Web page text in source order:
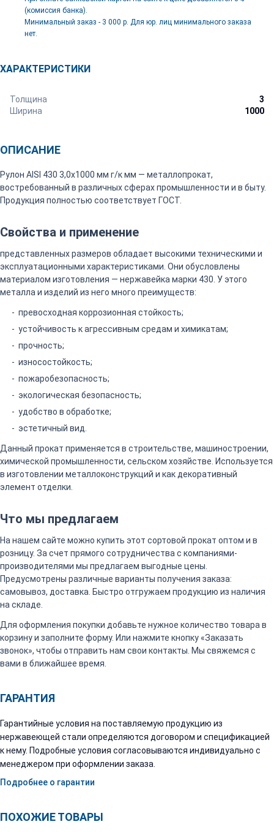
(комиссия банка).
Минимальный заказ - 3 000 р. Для юр. лиц минимального заказа
нет.
ХАРАКТЕРИСТИКИ
Толщина
3
Ширина
1000
ОПИСАНИЕ
Рулон AISI 430 3,0х1000 мм г/к мм — металлопрокат,
востребованный в различных сферах промышленности и в быту.
Продукция полностью соответствует ГОСТ.
Свойства и применение
представленных размеров обладает высокими техническими и
эксплуатационными характеристиками. Они обусловлены
материалом изготовления — нержавейка марки 430. У этого
металла и изделий из него много преимуществ:
превосходная коррозионная стойкость;
устойчивость к агрессивным средам и химикатам;
прочность;
износостойкость;
пожаробезопасность;
экологическая безопасность;
удобство в обработке;
эстетичный вид.
Данный прокат применяется в строительстве, машиностроении,
химической промышленности, сельском хозяйстве. Используется
в изготовлении металлоконструкций и как декоративный
элемент отделки.
Что мы предлагаем
На нашем сайте можно купить этот сортовой прокат оптом и в
розницу. За счет прямого сотрудничества с компаниями-
производителями мы предлагаем выгодные цены.
Предусмотрены различные варианты получения заказа:
самовывоз, доставка. Быстро отгружаем продукцию из наличия
на складе.
Для оформления покупки добавьте нужное количество товара в
корзину и заполните форму. Или нажмите кнопку «Заказать
звонок», чтобы отправить нам свои контакты. Мы свяжемся с
вами в ближайшее время.
ГАРАНТИЯ
Гарантийные условия на поставляемую продукцию из
нержавеющей стали определяются договором и спецификацией
к нему. Подробные условия согласовываются индивидуально с
менеджером при оформлении заказа.
Подробнее о гарантии
ПОХОЖИЕ ТОВАРЫ